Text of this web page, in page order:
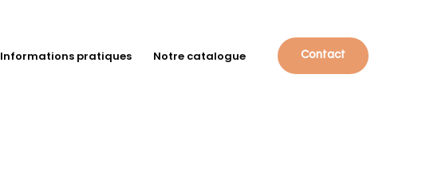
Informations pratiques Notre catalogue Contact